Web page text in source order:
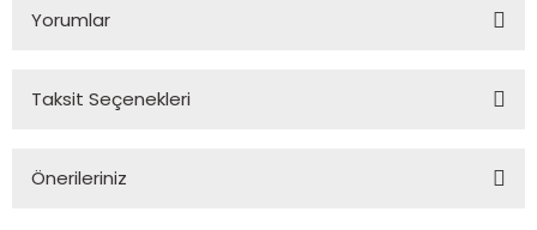
Yorumlar
Taksit Seçenekleri
Önerileriniz